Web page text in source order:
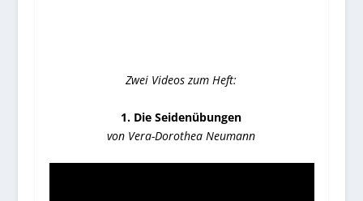
Zwei Videos zum Heft:
1. Die Seidenübungen
von Vera-Dorothea Neumann